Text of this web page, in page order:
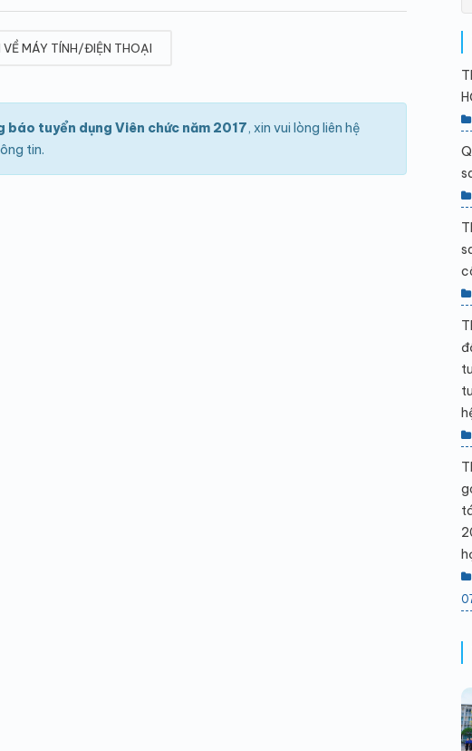
MÁY TÍNH/ĐIỆN THOẠI
báo tuyển dụng Viên chức năm 2017, xin vui lòng liên hệ
tin.